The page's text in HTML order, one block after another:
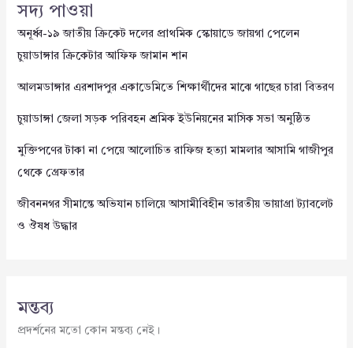
সদ্য পাওয়া
অনূর্ধ্ব-১৯ জাতীয় ক্রিকেট দলের প্রাথমিক স্কোয়াডে জায়গা পেলেন
চুয়াডাঙ্গার ক্রিকেটার আফিফ জামান শান
আলমডাঙ্গার এরশাদপুর একাডেমিতে শিক্ষার্থীদের মাঝে গাছের চারা বিতরণ
চুয়াডাঙ্গা জেলা সড়ক পরিবহন শ্রমিক ইউনিয়নের মাসিক সভা অনুষ্ঠিত
মুক্তিপণের টাকা না পেয়ে আলোচিত রাফিজ হত্যা মামলার আসামি গাজীপুর
থেকে গ্রেফতার
জীবননগর সীমান্তে অভিযান চালিয়ে আসামীবিহীন ভারতীয় ভায়াগ্রা ট্যাবলেট
ও ঔষধ উদ্ধার
মন্তব্য
প্রদর্শনের মতো কোন মন্তব্য নেই।